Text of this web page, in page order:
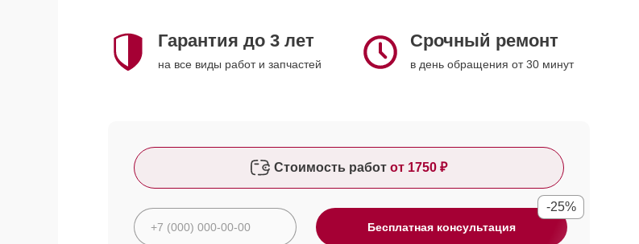
Гарантия до 3 лет
на все виды работ и запчастей
Срочный ремонт
в день обращения от 30 минут
Стоимость работ от 1750 ₽
Бесплатная консультация
-25%